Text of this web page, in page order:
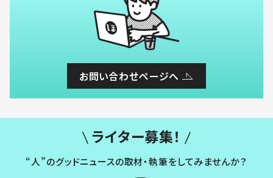
お問い合わせページへ
ライター募集！
“人”のグッドニュースの取材・執筆をしてみませんか？